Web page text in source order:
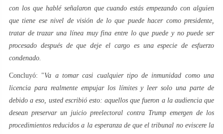
con los que hablé señalaron que cuando estás empezando con alguien
que tiene ese nivel de visión de lo que puede hacer como presidente,
tratar de trazar una línea muy fina entre lo que puede y no puede ser
procesado después de que deje el cargo es una especie de esfuerzo
condenado.
Concluyó: "Va a tomar casi cualquier tipo de inmunidad como una
licencia para realmente empujar los límites y leer solo una parte de
debido a eso, usted escribió esto: aquellos que fueron a la audiencia que
desean preservar un juicio preelectoral contra Trump emergen de los
procedimientos reducidos a la esperanza de que el tribunal no eviscere la